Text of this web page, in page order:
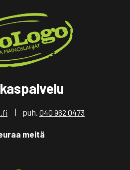
| puh. 040 962 0473
meitä